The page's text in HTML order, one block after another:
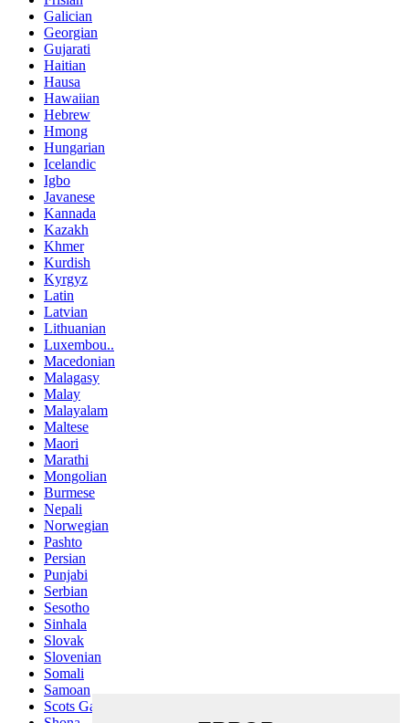
Galician
Georgian
Gujarati
Haitian
Hausa
Hawaiian
Hebrew
Hmong
Hungarian
Icelandic
Igbo
Javanese
Kannada
Kazakh
Khmer
Kurdish
Kyrgyz
Latin
Latvian
Lithuanian
Luxembou..
Macedonian
Malagasy
Malay
Malayalam
Maltese
Maori
Marathi
Mongolian
Burmese
Nepali
Norwegian
Pashto
Persian
Punjabi
Serbian
Sesotho
Sinhala
Slovak
Slovenian
Somali
Samoan
Scots Gaelic